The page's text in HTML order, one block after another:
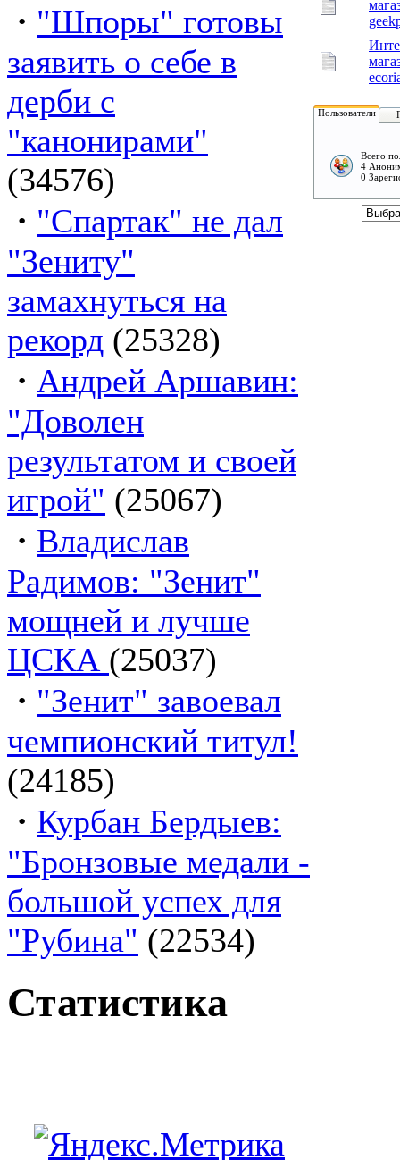
· "Шпоры" готовы
заявить о себе в
дерби с
"канонирами"
(34576)
· "Спартак" не дал
"Зениту"
замахнуться на
рекорд (25328)
· Андрей Аршавин:
"Доволен
результатом и своей
игрой" (25067)
· Владислав
Радимов: "Зенит"
мощней и лучше
ЦСКА (25037)
· "Зенит" завоевал
чемпионский титул!
(24185)
· Курбан Бердыев:
"Бронзовые медали -
большой успех для
"Рубина" (22534)
Статистика
Пользователи
Всего
4
0